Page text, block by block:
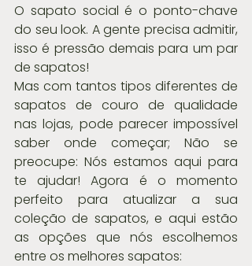
O sapato social é o ponto-chave
do seu look. A gente precisa admitir,
isso é pressão demais para um par
de sapatos!
Mas com tantos tipos diferentes de
sapatos de couro de qualidade
nas lojas, pode parecer impossível
saber onde começar; Não se
preocupe: Nós estamos aqui para
te ajudar! Agora é o momento
perfeito para atualizar a sua
coleção de sapatos, e aqui estão
as opções que nós escolhemos
entre os melhores sapatos: